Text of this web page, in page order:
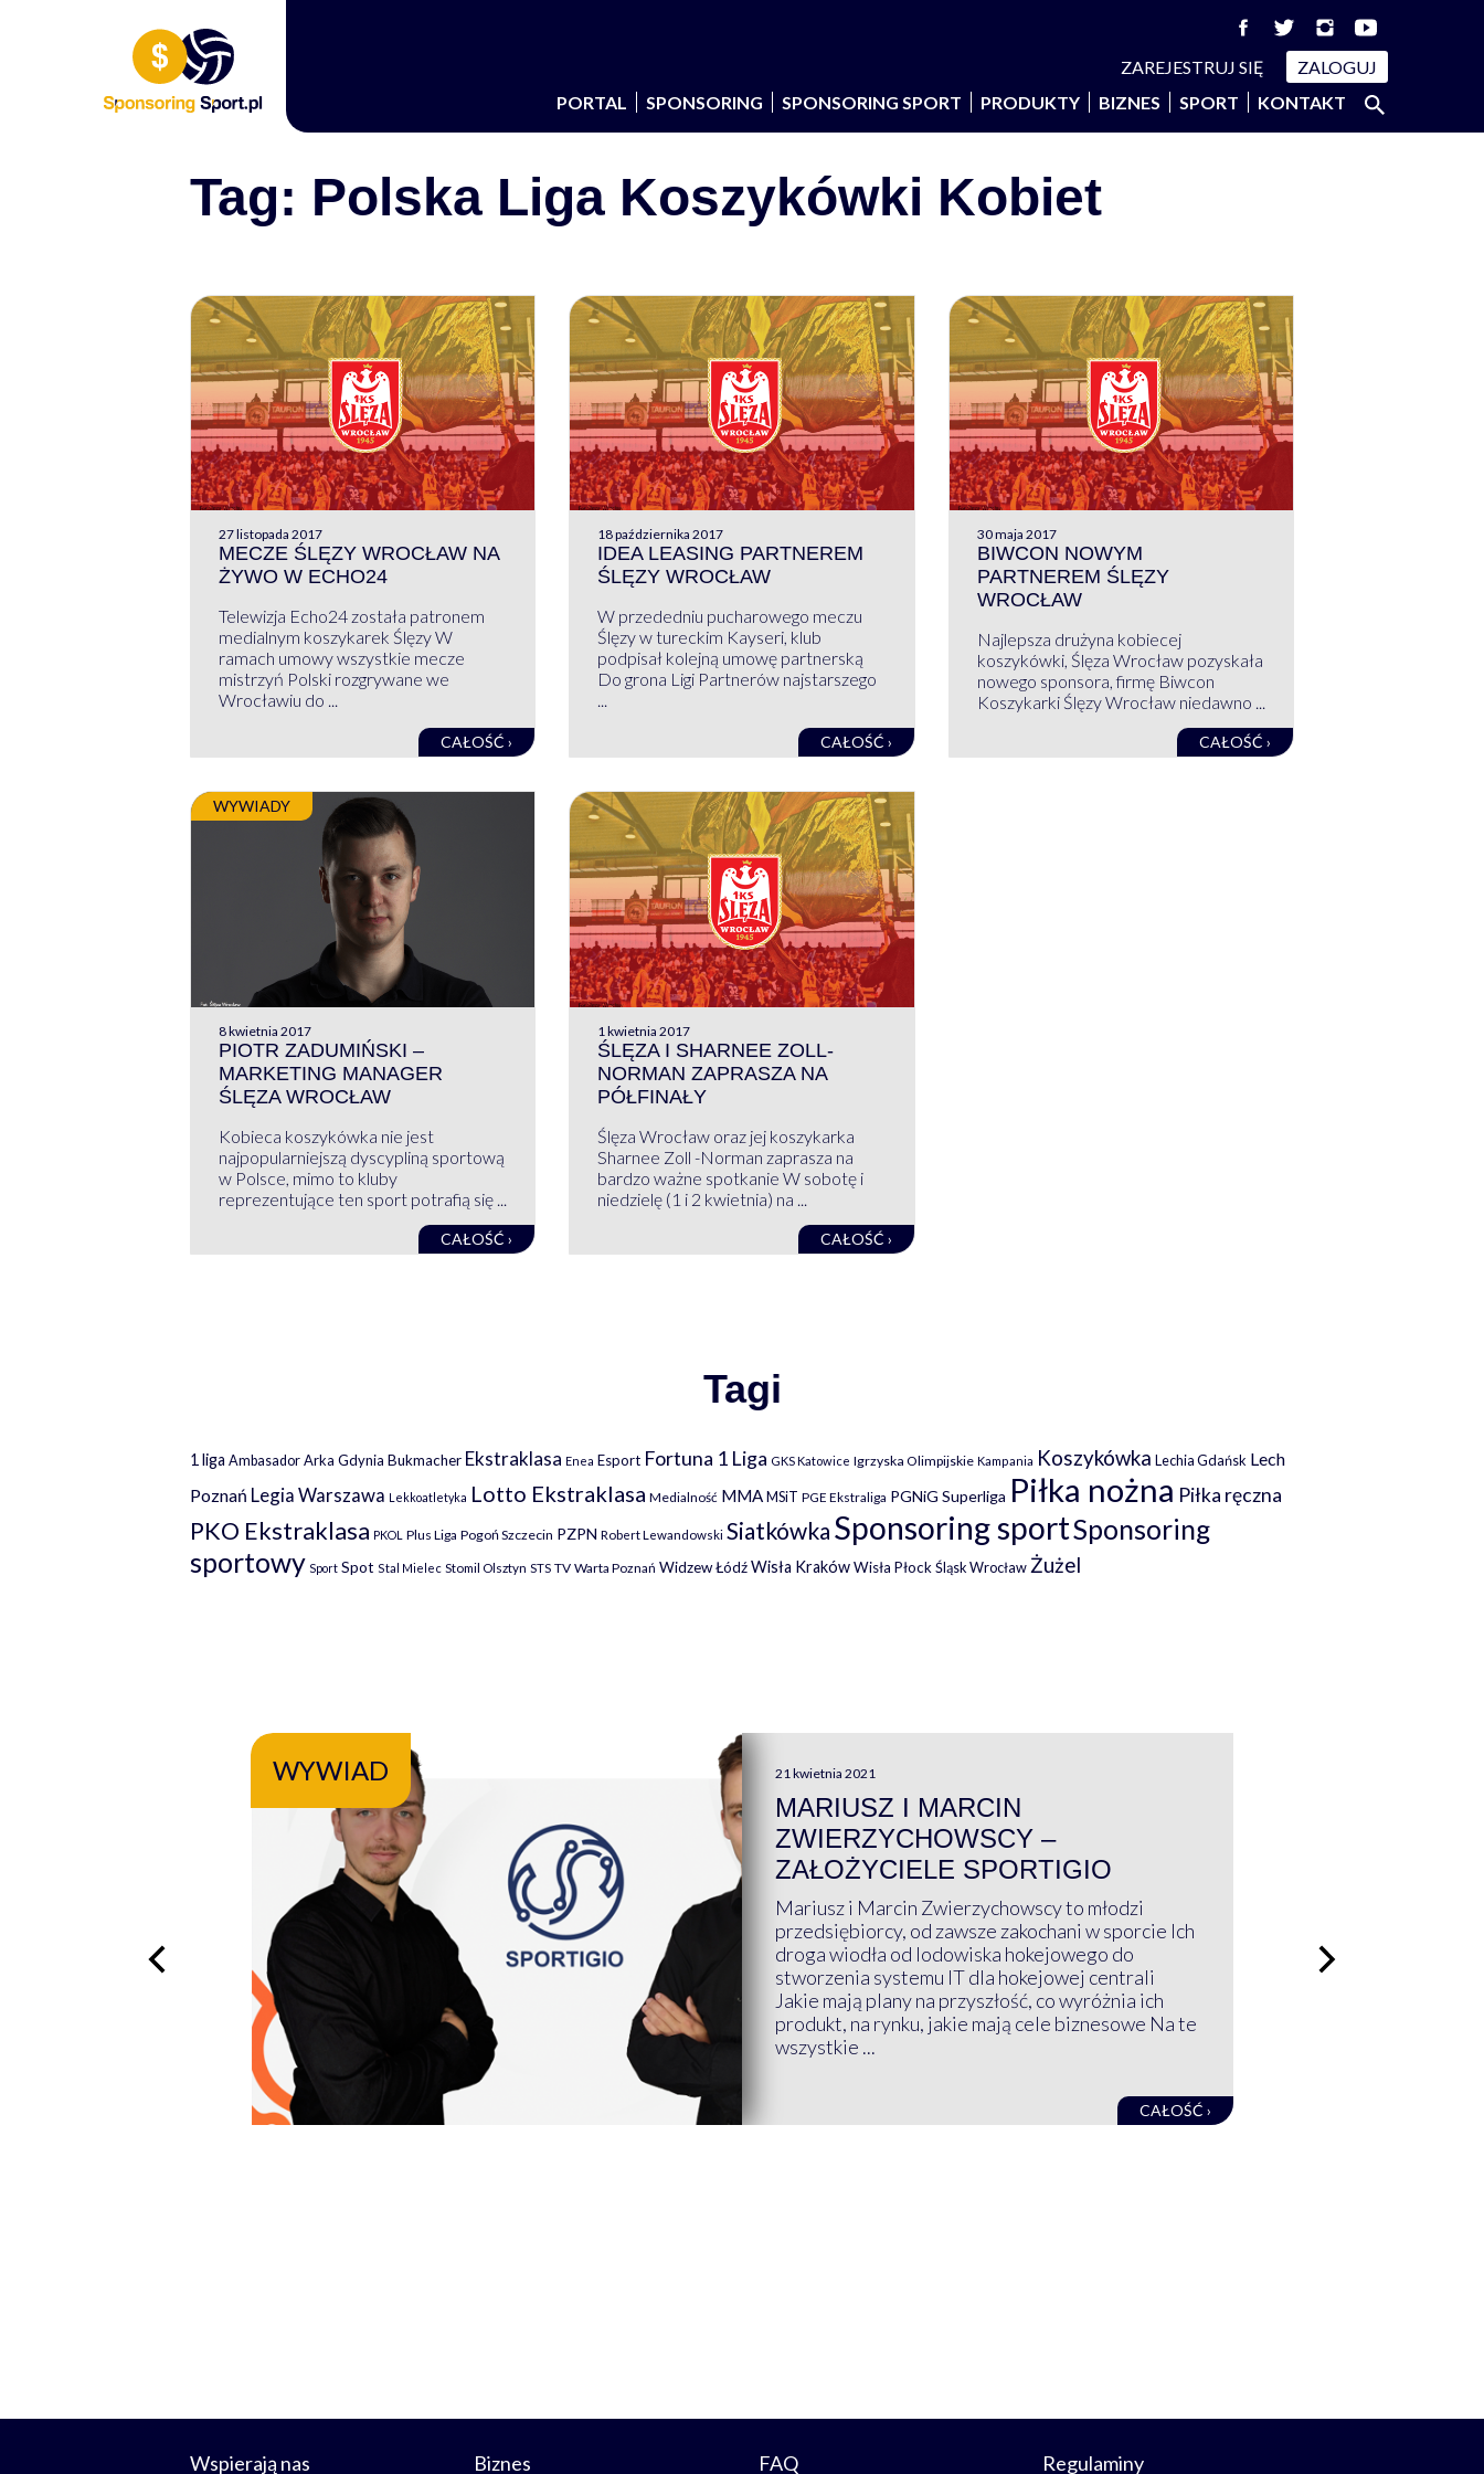
ZAREJESTRUJ SIĘ
ZALOGUJ
PORTAL
SPONSORING SPONSORING SPORT PRODUKTY BIZNES SPORT KONTAKT Szukaj:
SZUKAJ
Tag: Polska Liga Koszykówki Kobiet
27 listopada 2017
MECZE ŚLĘZY WROCŁAW NA
ŻYWO W ECHO24
Telewizja Echo24 została patronem
medialnym koszykarek Ślęzy W
ramach umowy wszystkie mecze
mistrzyń Polski rozgrywane we
Wrocławiu do ...
CAŁOŚĆ ›
18 października 2017
IDEA LEASING PARTNEREM
ŚLĘZY WROCŁAW
W przededniu pucharowego meczu
Ślęzy w tureckim Kayseri, klub
podpisał kolejną umowę partnerską
Do grona Ligi Partnerów najstarszego
...
CAŁOŚĆ ›
30 maja 2017
BIWCON NOWYM
PARTNEREM ŚLĘZY
WROCŁAW
Najlepsza drużyna kobiecej
koszykówki, Ślęza Wrocław pozyskała
nowego sponsora, firmę Biwcon
Koszykarki Ślęzy Wrocław niedawno ...
CAŁOŚĆ ›
WYWIADY
8 kwietnia 2017
PIOTR ZADUMIŃSKI –
MARKETING MANAGER
ŚLĘZA WROCŁAW
Kobieca koszykówka nie jest
najpopularniejszą dyscypliną sportową
w Polsce, mimo to kluby
reprezentujące ten sport potrafią się ...
CAŁOŚĆ ›
1 kwietnia 2017
ŚLĘZA I SHARNEE ZOLL-
NORMAN ZAPRASZA NA
PÓŁFINAŁY
Ślęza Wrocław oraz jej koszykarka
Sharnee Zoll -Norman zaprasza na
bardzo ważne spotkanie W sobotę i
niedzielę (1 i 2 kwietnia) na ...
CAŁOŚĆ ›
Tagi
1 liga Ambasador Arka Gdynia Bukmacher Ekstraklasa Enea Esport Fortuna 1 Liga GKS Katowice Igrzyska Olimpijskie Kampania Koszykówka Lechia Gdańsk Lech
Poznań Legia Warszawa Lekkoatletyka Lotto Ekstraklasa Medialność MMAMSiT PGE Ekstraliga PGNiG Superliga Piłka nożna Piłka ręczna
PKO Ekstraklasa PKOL Plus Liga Pogoń Szczecin PZPN Robert Lewandowski Siatkówka Sponsoring sportSponsoring
sportowy Sport Spot Stal Mielec Stomil Olsztyn STS TV Warta Poznań Widzew ŁódźWisła KrakówWisła Płock Śląsk Wrocław Żużel
WYWIAD 21 kwietnia 2021
MARIUSZ I MARCIN
ZWIERZYCHOWSCY –
ZAŁOŻYCIELE SPORTIGIO
Mariusz i Marcin Zwierzychowscy to młodzi
przedsiębiorcy, od zawsze zakochani w sporcie Ich
droga wiodła od lodowiska hokejowego do
stworzenia systemu IT dla hokejowej centrali
Jakie mają plany na przyszłość, co wyróżnia ich
produkt, na rynku, jakie mają cele biznesowe Na te
wszystkie ...
CAŁOŚĆ ›
Wspierają nas
Biznes
FAQ
Regulaminy